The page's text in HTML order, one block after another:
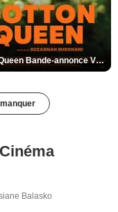
Cotton Queen Bande-annonce VO STFR
Balasko